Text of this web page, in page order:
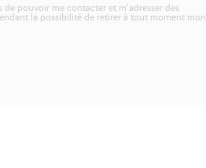
pouvoir me contacter et m’adresser des
la possibilité de retirer à tout moment mon